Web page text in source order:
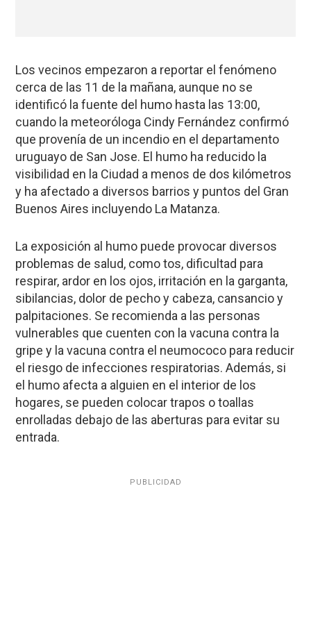
Los vecinos empezaron a reportar el fenómeno
cerca de las 11 de la mañana, aunque no se
identificó la fuente del humo hasta las 13:00,
cuando la meteoróloga Cindy Fernández confirmó
que provenía de un incendio en el departamento
uruguayo de San Jose. El humo ha reducido la
visibilidad en la Ciudad a menos de dos kilómetros
y ha afectado a diversos barrios y puntos del Gran
Buenos Aires incluyendo La Matanza.
La exposición al humo puede provocar diversos
problemas de salud, como tos, dificultad para
respirar, ardor en los ojos, irritación en la garganta,
sibilancias, dolor de pecho y cabeza, cansancio y
palpitaciones. Se recomienda a las personas
vulnerables que cuenten con la vacuna contra la
gripe y la vacuna contra el neumococo para reducir
el riesgo de infecciones respiratorias. Además, si
el humo afecta a alguien en el interior de los
hogares, se pueden colocar trapos o toallas
enrolladas debajo de las aberturas para evitar su
entrada.
PUBLICIDAD